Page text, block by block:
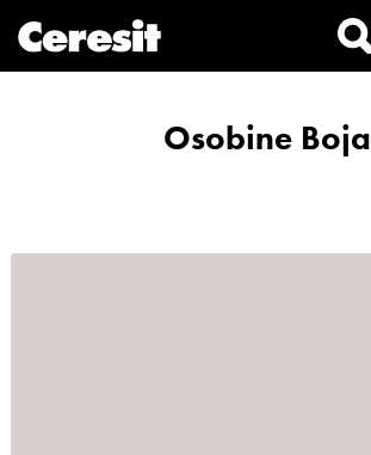
Osobine Boja